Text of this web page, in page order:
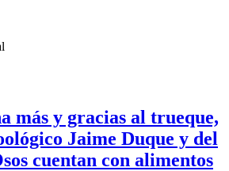
más y gracias al trueque,
Jaime Duque y del
cuentan con alimentos